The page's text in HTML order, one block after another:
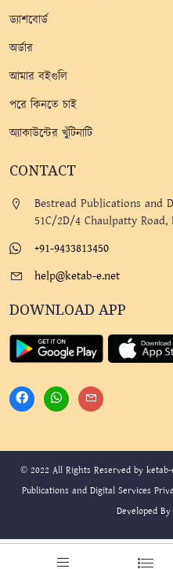
ড্যাশবোর্ড
অর্ডার
আমার বইগুলি
পরে কিনতে চাই
অ্যাকাউন্টের খুঁটিনাটি
CONTACT
Bestread Publications and
51C/2D/4 Chaulpatty
+91-9433813450
help@ketab-e.net
DOWNLOAD APP
© 2022 All Rights Reserved by
Publications and Digital Services
Developed By